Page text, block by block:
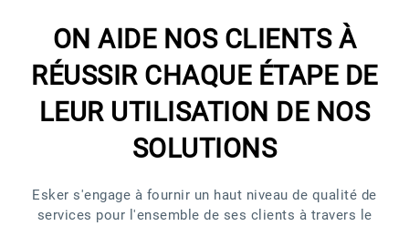
ON AIDE NOS CLIENTS À
RÉUSSIR CHAQUE ÉTAPE DE
LEUR UTILISATION DE NOS
SOLUTIONS
Esker s'engage à fournir un haut niveau de qualité de
services pour l'ensemble de ses clients à travers le